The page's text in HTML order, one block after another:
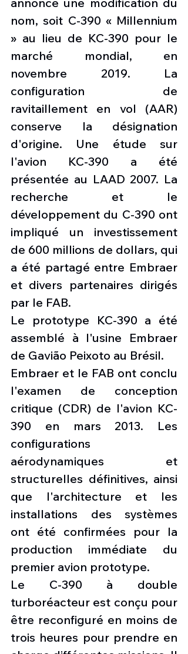
nom, soit C-390 « Millennium
» au lieu de KC-390 pour le
marché mondial, en
novembre 2019. La
configuration de
ravitaillement en vol (AAR)
conserve la désignation
d'origine. Une étude sur
l'avion KC-390 a été
présentée au LAAD 2007. La
recherche et le
développement du C-390 ont
impliqué un investissement
de 600 millions de dollars, qui
a été partagé entre Embraer
et divers partenaires dirigés
par le FAB.
Le prototype KC-390 a été
assemblé à l'usine Embraer
de Gavião Peixoto au Brésil.
Embraer et le FAB ont conclu
l'examen de conception
critique (CDR) de l'avion KC-
390 en mars 2013. Les
configurations
aérodynamiques et
structurelles définitives, ainsi
que l'architecture et les
installations des systèmes
ont été confirmées pour la
production immédiate du
premier avion prototype.
Le C-390 à double
turboréacteur est conçu pour
être reconfiguré en moins de
trois heures pour prendre en